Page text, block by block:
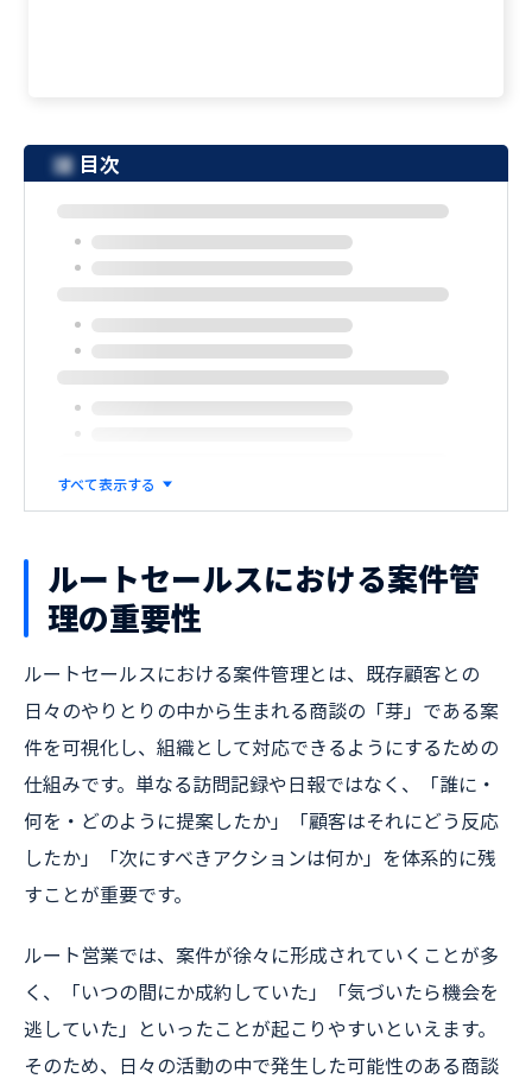
目次
すべて表示する
ルートセールスにおける案件管
理の重要性
ルートセールスにおける案件管理とは、既存顧客との
日々のやりとりの中から生まれる商談の「芽」である案
件を可視化し、組織として対応できるようにするための
仕組みです。単なる訪問記録や日報ではなく、「誰に・
何を・どのように提案したか」「顧客はそれにどう反応
したか」「次にすべきアクションは何か」を体系的に残
すことが重要です。
ルート営業では、案件が徐々に形成されていくことが多
く、「いつの間にか成約していた」「気づいたら機会を
逃していた」といったことが起こりやすいといえます。
そのため、日々の活動の中で発生した可能性のある商談